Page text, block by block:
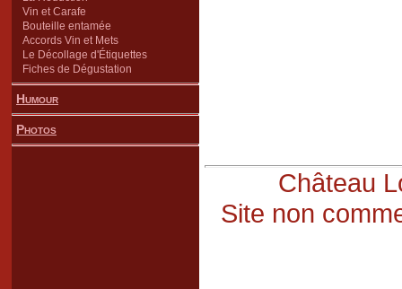
Vin et Carafe
Bouteille entamée
Accords Vin et Mets
Le Décollage d'Étiquettes
Fiches de Dégustation
Humour
Photos
Château
Site non